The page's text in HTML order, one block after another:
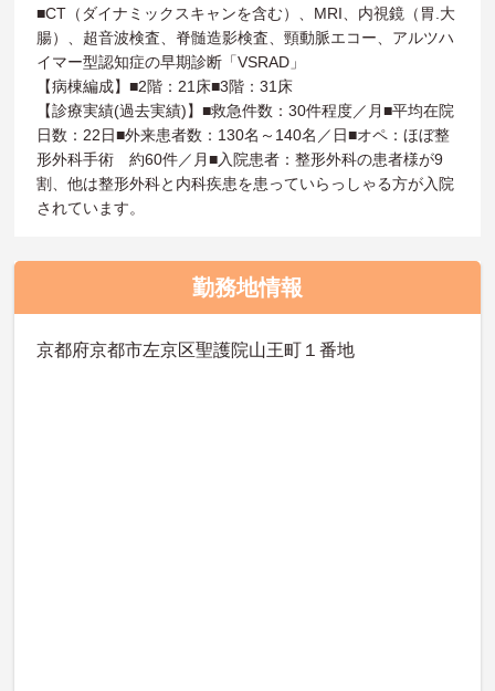
■CT（ダイナミックスキャンを含む）、MRI、内視鏡（胃.大
腸）、超音波検査、脊髄造影検査、頸動脈エコー、アルツハ
イマー型認知症の早期診断「VSRAD」
【病棟編成】■2階：21床■3階：31床
【診療実績(過去実績)】■救急件数：30件程度／月■平均在院
日数：22日■外来患者数：130名～140名／日■オペ：ほぼ整
形外科手術 約60件／月■入院患者：整形外科の患者様が9
割、他は整形外科と内科疾患を患っていらっしゃる方が入院
されています。
勤務地情報
京都府京都市左京区聖護院山王町１番地